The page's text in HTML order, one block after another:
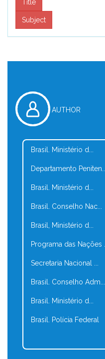
AUTHOR
Brasil. Ministério d...
Departamento Peniten...
Brasil. Ministério d...
Brasil. Conselho Nac...
Brasil, Ministério d...
Programa das Nações ...
Secretaria Nacional ...
Brasil. Conselho Adm...
Brasil. Ministério d...
Brasil. Polícia Federal